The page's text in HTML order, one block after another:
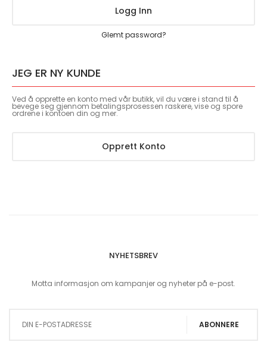
Logg Inn
Glemt password?
JEG ER NY KUNDE
Ved å opprette en konto med vår butikk, vil du være i stand til å
bevege seg gjennom betalingsprosessen raskere, vise og spore
ordrene i kontoen din og mer.
Opprett Konto
NYHETSBREV
Motta informasjon om kampanjer og nyheter på e-post.
ABONNERE